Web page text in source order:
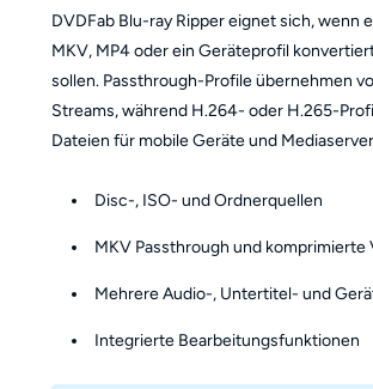
DVDFab Blu-ray Ripper eignet sich, wenn
MKV, MP4 oder ein Geräteprofil
sollen. Passthrough-Profile übernehmen
Streams, während H.264- oder H.265-
Dateien für mobile Geräte und
Disc-, ISO- und Ordnerquellen
MKV Passthrough und
Mehrere Audio-, Untertitel- und
Integrierte Bearbeitungsfunktionen